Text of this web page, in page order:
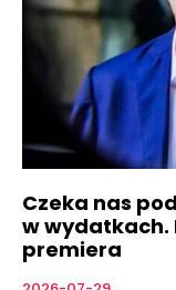
Czeka nas
w wydatkach.
premiera